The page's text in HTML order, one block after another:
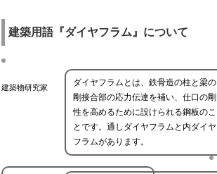
建築用語『ダイヤフラム』について
建築物研究家
ダイヤフラムとは、鉄骨造の柱と梁の
剛接合部の応力伝達を補い、仕口の剛
性を高めるために設けられる鋼板のこ
とです。通しダイヤフラムと内ダイヤ
フラムがあります。